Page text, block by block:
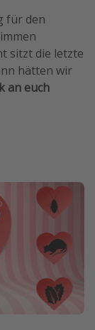
für den
sitzt die letzte
hätten wir
an euch